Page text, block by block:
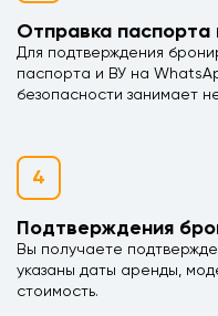
Отправка паспорта
Для подтверждения
паспорта и ВУ на
безопасности занимает
4
Подтверждения
Вы получаете
указаны даты аренды,
стоимость.